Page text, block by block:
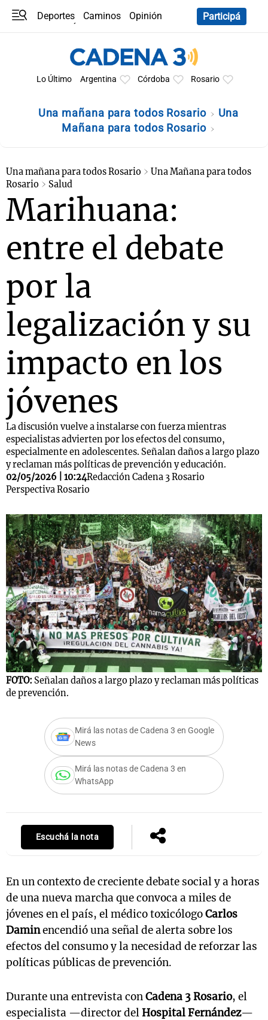
Deportes Caminos
Opinión
Participá
Lo Último Argentina Córdoba Rosario
Una mañana para todos Rosario
Una
Mañana para todos Rosario
Una mañana para todos Rosario
Una Mañana para todos
Rosario
Salud
Marihuana:
entre el debate
por la
legalización y su
impacto en los
jóvenes
La discusión vuelve a instalarse con fuerza mientras
especialistas advierten por los efectos del consumo,
especialmente en adolescentes. Señalan daños a largo plazo
y reclaman más políticas de prevención y educación.
02/05/2026 | 10:24Redacción Cadena 3 Rosario
Perspectiva Rosario
FOTO: Señalan daños a largo plazo y reclaman más políticas
de prevención.
Mirá las notas de Cadena 3 en Google
News
Mirá las notas de Cadena 3 en
WhatsApp
Escuchá la nota
En un contexto de creciente debate social y a horas
de una nueva marcha que convoca a miles de
jóvenes en el país, el médico toxicólogoCarlos
Daminencendió una señal de alerta sobre los
efectos del consumo y la necesidad de reforzar las
políticas públicas de prevención.
Durante una entrevista conCadena 3 Rosario, el
especialista —director delHospital Fernández—
Notas
Mundial 2026
Notas
La Sole en
Cadena 3